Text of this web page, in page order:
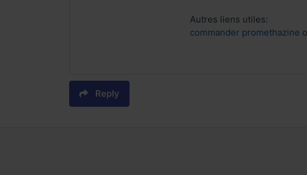
Autres liens utiles:
commander promethazine
Reply